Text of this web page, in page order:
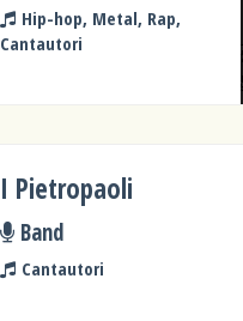
Hip-hop, Metal, Rap,
Cantautori
I Pietropaoli
Band
Cantautori